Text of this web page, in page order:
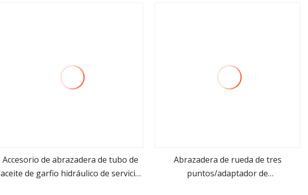
ver más
Accesorio de abrazadera de tubo de
aceite de garfio hidráulico de servicio
ver más
Abrazadera de rueda de tres
puntos/adaptador de